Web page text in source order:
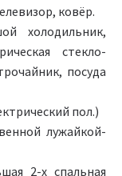
ковёр.
холодильник,
стекло-
посуда
пол.)
лужайкой-
2-х спальная